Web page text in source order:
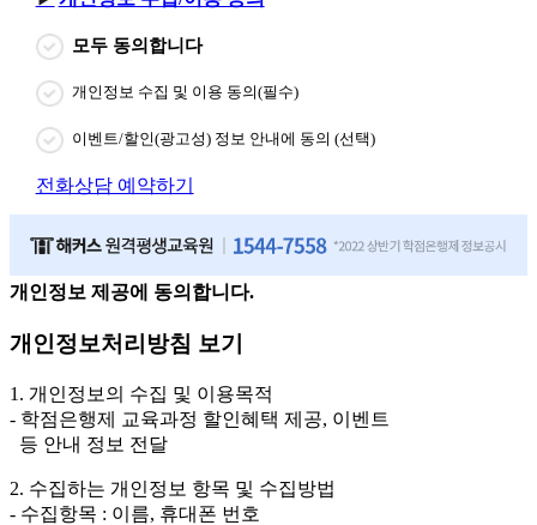
모두 동의합니다
개인정보 수집 및 이용 동의(필수)
이벤트/할인(광고성) 정보 안내에 동의 (선택)
전화상담 예약하기
개인정보 제공에 동의합니다.
개인정보처리방침 보기
1. 개인정보의 수집 및 이용목적
- 학점은행제 교육과정 할인혜택 제공, 이벤트
등 안내 정보 전달
2. 수집하는 개인정보 항목 및 수집방법
- 수집항목 : 이름, 휴대폰 번호